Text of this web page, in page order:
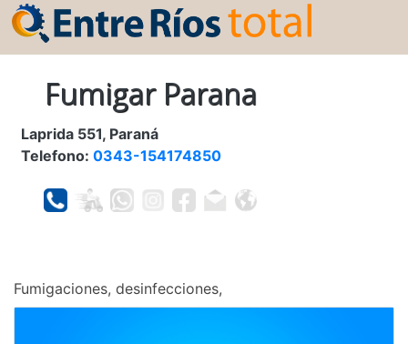
Fumigar Parana
Laprida 551, Paraná
Telefono: 0343-154174850
Fumigaciones, desinfecciones,